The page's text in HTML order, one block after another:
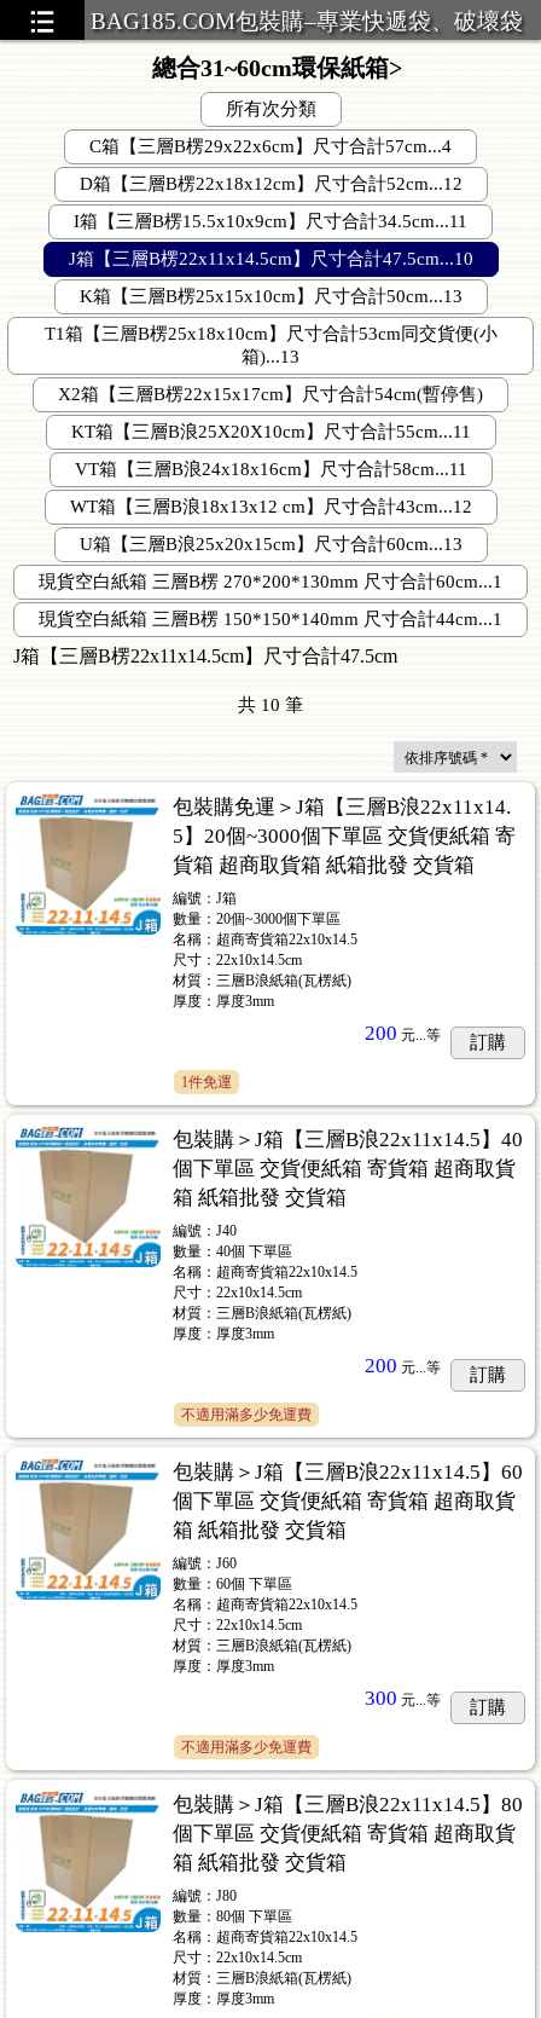
BAG185.COM包裝購–專業快遞袋、破壞袋
總合31~60cm環保紙箱>
所有次分類
C箱【三層B楞29x22x6cm】尺寸合計57cm...4
D箱【三層B楞22x18x12cm】尺寸合計52cm...12
I箱【三層B楞15.5x10x9cm】尺寸合計34.5cm...11
J箱【三層B楞22x11x14.5cm】尺寸合計47.5cm...10
K箱【三層B楞25x15x10cm】尺寸合計50cm...13
T1箱【三層B楞25x18x10cm】尺寸合計53cm同交貨便(小
箱)...13
X2箱【三層B楞22x15x17cm】尺寸合計54cm(暫停售)
KT箱【三層B浪25X20X10cm】尺寸合計55cm...11
VT箱【三層B浪24x18x16cm】尺寸合計58cm...11
WT箱【三層B浪18x13x12 cm】尺寸合計43cm...12
U箱【三層B浪25x20x15cm】尺寸合計60cm...13
現貨空白紙箱 三層B楞 270*200*130mm 尺寸合計60cm...1
現貨空白紙箱 三層B楞 150*150*140mm 尺寸合計44cm...1
J箱【三層B楞22x11x14.5cm】尺寸合計47.5cm
共 10 筆
包裝購免運＞J箱【三層B浪22x11x14.
5】20個~3000個下單區 交貨便紙箱 寄
貨箱 超商取貨箱 紙箱批發 交貨箱
編號：J箱
數量：20個~3000個下單區
名稱：超商寄貨箱22x10x14.5
尺寸：22x10x14.5cm
材質：三層B浪紙箱(瓦楞紙)
厚度：厚度3mm
200 元...等 訂購
1件免運
包裝購＞J箱【三層B浪22x11x14.5】40
個下單區 交貨便紙箱 寄貨箱 超商取貨
箱 紙箱批發 交貨箱
編號：J40
數量：40個 下單區
名稱：超商寄貨箱22x10x14.5
尺寸：22x10x14.5cm
材質：三層B浪紙箱(瓦楞紙)
厚度：厚度3mm
200 元...等 訂購
不適用滿多少免運費
包裝購＞J箱【三層B浪22x11x14.5】60
個下單區 交貨便紙箱 寄貨箱 超商取貨
箱 紙箱批發 交貨箱
編號：J60
數量：60個 下單區
名稱：超商寄貨箱22x10x14.5
尺寸：22x10x14.5cm
材質：三層B浪紙箱(瓦楞紙)
厚度：厚度3mm
300 元...等 訂購
不適用滿多少免運費
包裝購＞J箱【三層B浪22x11x14.5】80
個下單區 交貨便紙箱 寄貨箱 超商取貨
箱 紙箱批發 交貨箱
編號：J80
數量：80個 下單區
名稱：超商寄貨箱22x10x14.5
尺寸：22x10x14.5cm
材質：三層B浪紙箱(瓦楞紙)
厚度：厚度3mm